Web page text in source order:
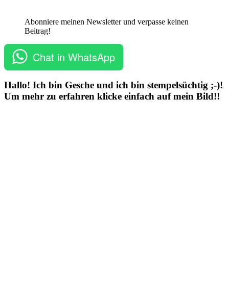
Abonniere meinen Newsletter und verpasse keinen
Beitrag!
Chat in WhatsApp
Hallo! Ich bin Gesche und ich bin stempelsüchtig ;-)!
Um mehr zu erfahren klicke einfach auf mein Bild!!